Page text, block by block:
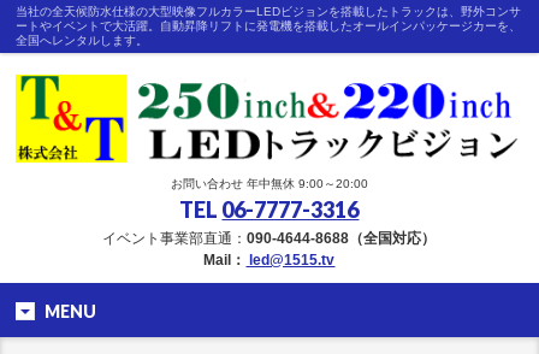
当社の全天候防水仕様の大型映像フルカラーLEDビジョンを搭載したトラックは、野外コンサ
ートやイベントで大活躍。自動昇降リフトに発電機を搭載したオールインパッケージカーを、
全国へレンタルします。
お問い合わせ 年中無休 9:00～20:00
TEL 06-7777-3316
イベント事業部直通：090-4644-8688（全国対応）
Mail：
led@1515.tv
MENU